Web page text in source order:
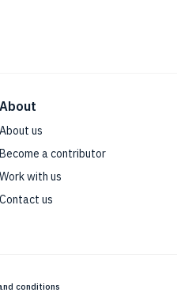
About
About us
Become a contributor
Work with us
Contact us
conditions